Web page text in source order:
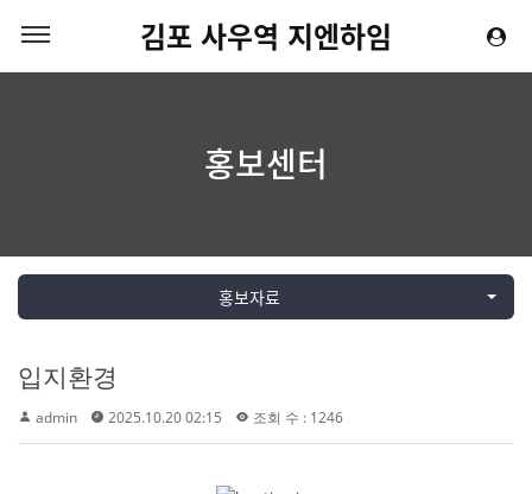
김포 사우역 지엔하임
홍보센터
홍보자료
입지환경
admin 2025.10.20 02:15 조회 수 : 1246